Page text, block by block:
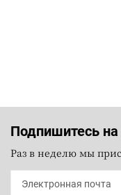
Подпишитесь
Раз в неделю мы